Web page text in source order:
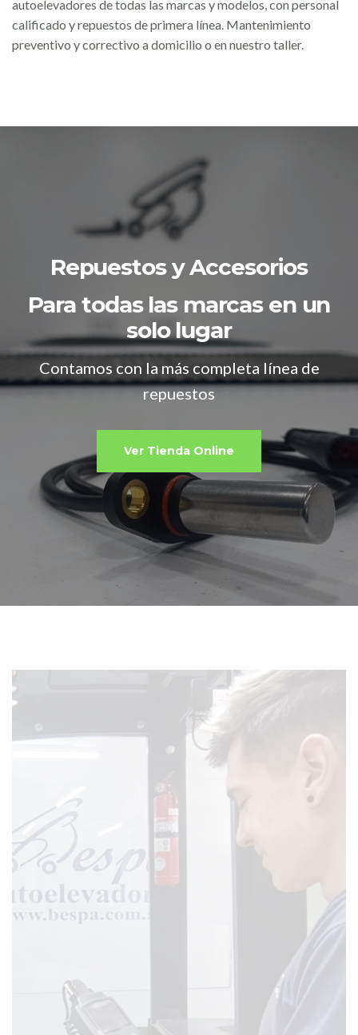
autoelevadores de todas las marcas y modelos, con personal
calificado y repuestos de primera línea. Mantenimiento
preventivo y correctivo a domicilio o en nuestro taller.
Repuestos y Accesorios
Para todas las marcas en un
solo lugar
Contamos con la más completa línea de
repuestos
Ver Tienda Online